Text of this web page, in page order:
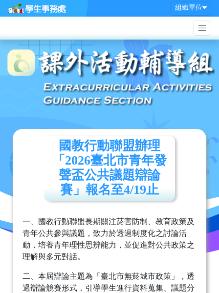
組織單位
國教行動聯盟辦理
「2026臺北市青年發
聲盃公共議題辯論
賽」報名至4/19止
一、國教行動聯盟長期關注菸害防制、教育政策及
青年公共參與議題，致力於透過制度化之討論活
動，培養青年理性思辨能力，並促進對公共政策之
理解與多元對話。
二、本屆辯論主題為「臺北市無菸城市政策」，透
過辯論競賽形式，引導學生進行資料蒐集、議題分